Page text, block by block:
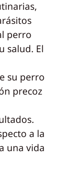
perro
salud. El
su perro
precoz
a la
una vida